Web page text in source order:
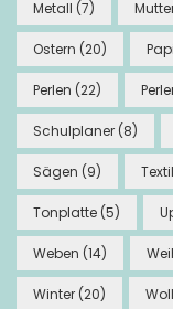
Metall (7)
Ostern (20)
Perlen (22)
Schulplaner (8)
Sägen (9)
Tonplatte (5)
Weben (14)
Winter (20)